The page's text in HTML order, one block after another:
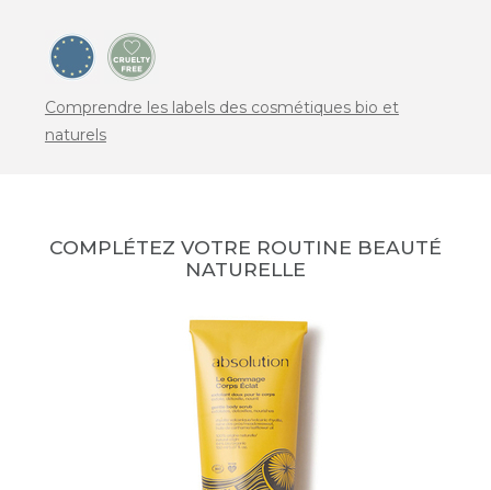
Comprendre les labels des cosmétiques bio et
naturels
COMPLÉTEZ VOTRE ROUTINE BEAUTÉ
NATURELLE